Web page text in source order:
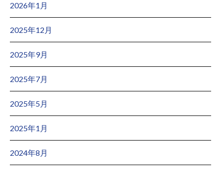
2026年1月
2025年12月
2025年9月
2025年7月
2025年5月
2025年1月
2024年8月